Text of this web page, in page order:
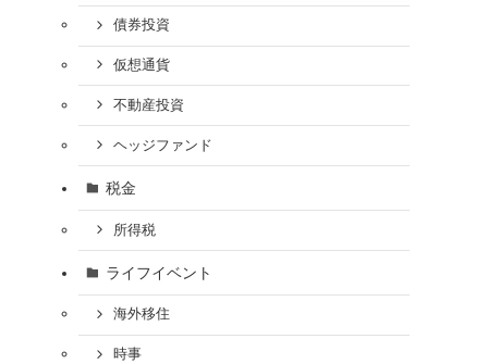
債券投資
仮想通貨
不動産投資
ヘッジファンド
税金
所得税
ライフイベント
海外移住
時事